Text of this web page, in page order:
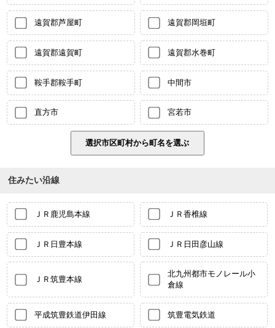
遠賀郡芦屋町 遠賀郡岡垣町
遠賀郡遠賀町 遠賀郡水巻町
鞍手郡鞍手町 中間市
直方市 宮若市
住みたい沿線
ＪＲ鹿児島本線 ＪＲ香椎線
ＪＲ日豊本線 ＪＲ日田彦山線
ＪＲ筑豊本線
北九州都市モノレール小
倉線
平成筑豊鉄道伊田線 筑豊電気鉄道